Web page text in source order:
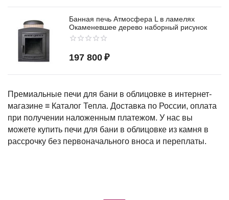
Премиальные печи для бани в облицовке в интернет-
магазине ≡ Каталог Тепла. Доставка по России, оплата
при получении наложенным платежом. У нас вы
можете купить печи для бани в облицовке из камня в
рассрочку без первоначального вноса и переплаты.
Банная печь Атмосфера L в ламелях
Окаменевшее дерево наборный рисунок
197 800 ₽